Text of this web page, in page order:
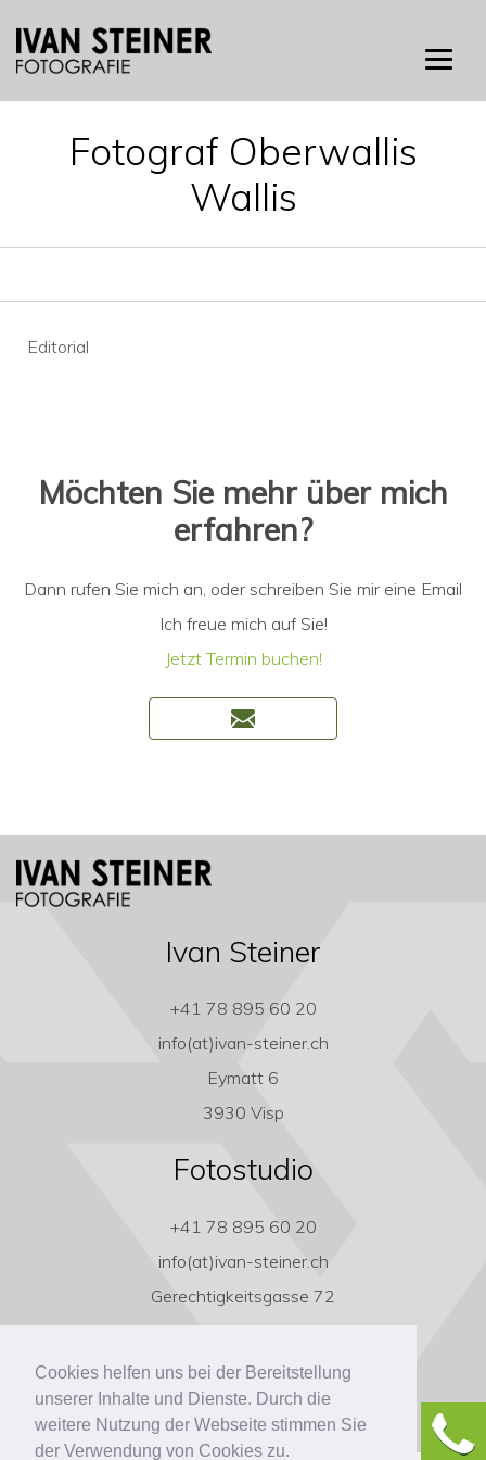
Cookies helfen uns bei der Bereitstellung
unserer Inhalte und Dienste. Durch die
weitere Nutzung der Webseite stimmen Sie
der Verwendung von Cookies zu.
Fotograf Oberwallis
Wallis
Beitragsnavigation
Editorial
Möchten Sie mehr über mich
erfahren?
Dann rufen Sie mich an, oder schreiben Sie mir eine Email
Ich freue mich auf Sie!
Jetzt Termin buchen!
Ivan Steiner
+41 78 895 60 20
info(at)ivan-steiner.ch
Eymatt 6
3930 Visp
Fotostudio
+41 78 895 60 20
info(at)ivan-steiner.ch
Gerechtigkeitsgasse 72
3011 Bern